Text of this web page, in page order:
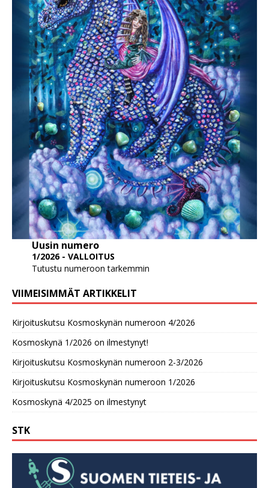
Uusin numero
1/2026 - VALLOITUS
Tutustu numeroon tarkemmin
VIIMEISIMMÄT ARTIKKELIT
Kirjoituskutsu Kosmoskynän numeroon 4/2026
Kosmoskynä 1/2026 on ilmestynyt!
Kirjoituskutsu Kosmoskynän numeroon 2-3/2026
Kirjoituskutsu Kosmoskynän numeroon 1/2026
Kosmoskynä 4/2025 on ilmestynyt
STK